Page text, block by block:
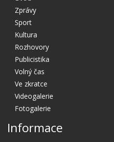
Zprávy
Sport
Kultura
Rozhovory
Publicistika
Volný čas
Ve zkratce
Videogalerie
Fotogalerie
Informace